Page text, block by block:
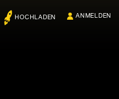
HOCHLADEN ANMELDEN